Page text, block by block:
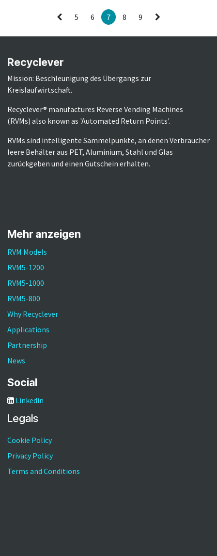
5 6 7 8 9
Recyclever
Mission: Beschleunigung des Übergangs zur
Kreislaufwirtschaft.
Recyclever® manufactures Reverse Vending Machines
(RVMs) also known as 'Automated Return Points'.
RVMs sind intelligente Sammelpunkte, an denen Verbraucher
leere Behälter aus PET, Aluminium, Stahl und Glas
zurückgeben und einen Gutschein erhalten.​
Mehr anzeigen
RVM Models
RVM5-1200
RVM5-1000
RVM5-800
Why Recyclever
Applications
Partnership
News
Social
Linkedin
Legals
Cookie Policy
Privacy Policy
Terms and Conditions